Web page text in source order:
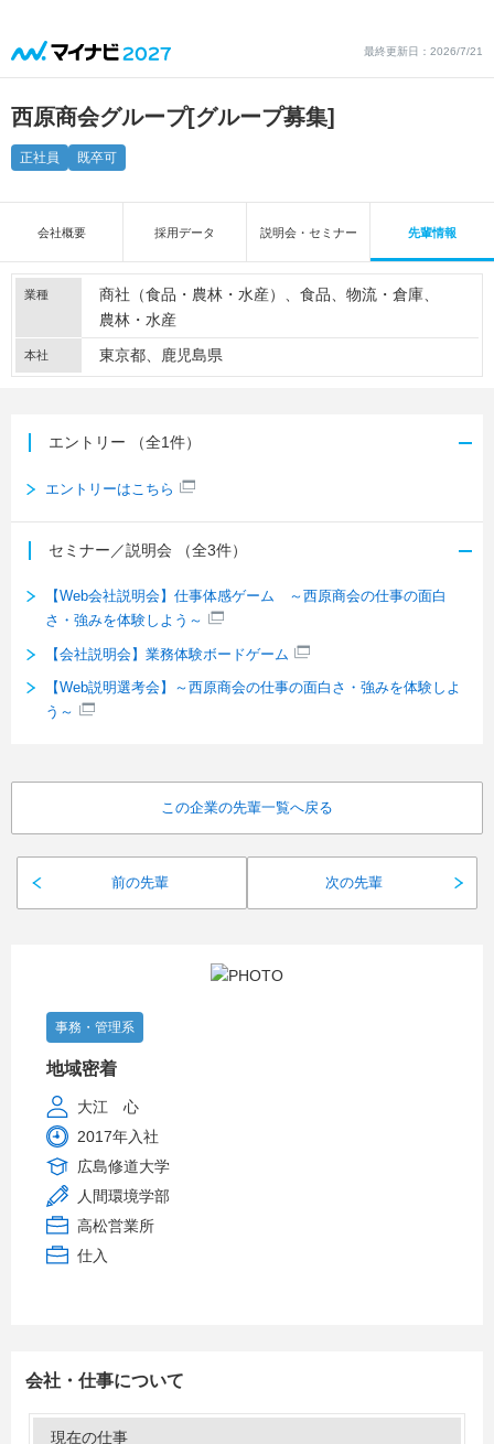
最終更新日：2026/7/21
西原商会グループ[グループ募集]
正社員 既卒可
会社概要 採用データ 説明会・セミナー 先輩情報
業種 商社（食品・農林・水産） 食品
物流・倉庫
農林・水産
本社 東京都、鹿児島県
エントリー （全1件）
エントリーはこちら
セミナー／説明会 （全3件）
【Web会社説明会】仕事体感ゲーム ～西原商会の仕事の面白
さ・強みを体験しよう～
【会社説明会】業務体験ボードゲーム
【Web説明選考会】～西原商会の仕事の面白さ・強みを体験しよ
う～
前の先輩
この企業の先輩一覧へ戻る
次の先輩
事務・管理系
地域密着
大江 心
2017年入社
広島修道大学
人間環境学部
高松営業所
仕入
会社・仕事について
現在の仕事